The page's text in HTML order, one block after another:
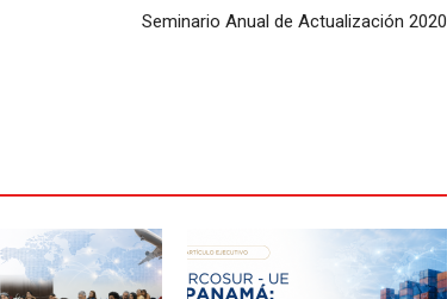
Seminario Anual de Actualización 2020